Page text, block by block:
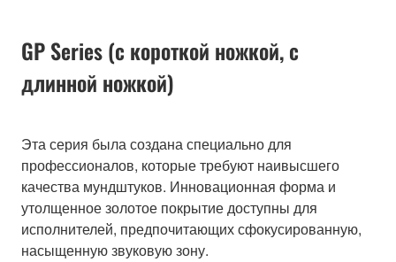
GP Series (с короткой ножкой, с
длинной ножкой)
Эта серия была создана специально для
профессионалов, которые требуют наивысшего
качества мундштуков. Инновационная форма и
утолщенное золотое покрытие доступны для
исполнителей, предпочитающих сфокусированную,
насыщенную звуковую зону.